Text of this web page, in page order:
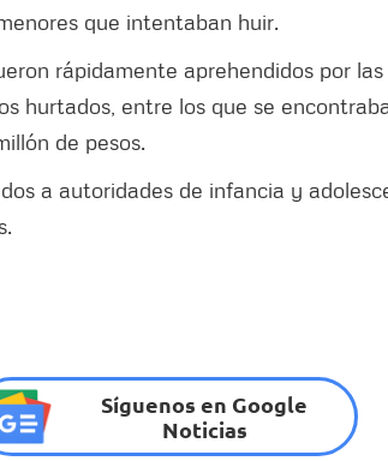
que intentaban huir.
rápidamente aprehendidos por
hurtados, entre los que se
de pesos.
a autoridades de infancia y
Síguenos en Google
Noticias